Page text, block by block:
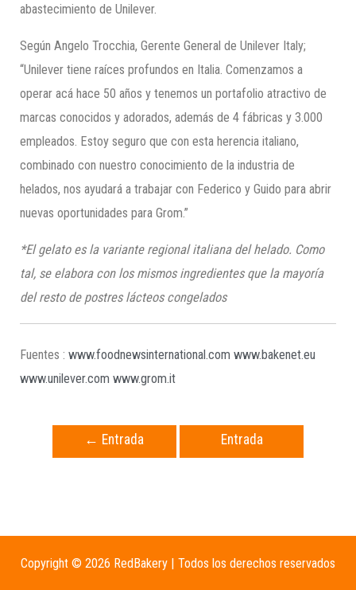
abastecimiento de Unilever.
Según Angelo Trocchia, Gerente General de Unilever Italy;
“Unilever tiene raíces profundos en Italia. Comenzamos a
operar acá hace 50 años y tenemos un portafolio atractivo de
marcas conocidos y adorados, además de 4 fábricas y 3.000
empleados. Estoy seguro que con esta herencia italiano,
combinado con nuestro conocimiento de la industria de
helados, nos ayudará a trabajar con Federico y Guido para abrir
nuevas oportunidades para Grom.”
*El gelato es la variante regional italiana del helado. Como
tal, se elabora con los mismos ingredientes que la mayoría
del resto de postres lácteos congelados
Fuentes : www.foodnewsinternational.com www.bakenet.eu
www.unilever.com www.grom.it
← Entrada
Entrada
Copyright © 2026 RedBakery | Todos los derechos reservados